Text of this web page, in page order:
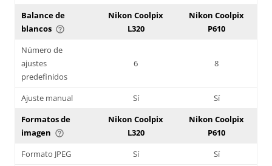
Balance de
blancos help_outline
Nikon Coolpix
L320
Nikon Coolpix
P610
Número de
ajustes
predefinidos
6 8
Ajuste manual Sí
Sí
Formatos de
imagen help_outline
Nikon Coolpix
L320
Nikon Coolpix
P610
Formato JPEG
Sí
Sí